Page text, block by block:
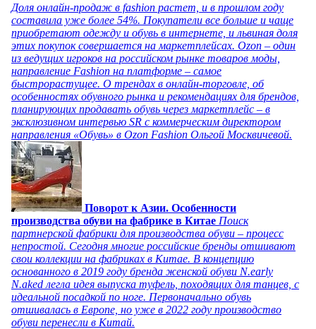
Доля онлайн-продаж в fashion растет, и в прошлом году
составила уже более 54%. Покупатели все больше и чаще
приобретают одежду и обувь в интернете, и львиная доля
этих покупок совершается на маркетплейсах. Ozon – один
из ведущих игроков на российском рынке товаров моды,
направление Fashion на платформе – самое
быстрорастущее. О трендах в онлайн-торговле, об
особенностях обувного рынка и рекомендациях для брендов,
планирующих продавать обувь через маркетплейс – в
эксклюзивном интервью SR с коммерческим директором
направления «Обувь» в Ozon Fashion Ольгой Москвичевой.
Поворот к Азии. Особенности
производства обуви на фабрике в Китае Поиск
партнерской фабрики для производства обуви – процесс
непростой. Сегодня многие российские бренды отшивают
свои коллекции на фабриках в Китае. В концепцию
основанного в 2019 году бренда женской обуви N.early
N.aked легла идея выпуска туфель, походящих для танцев, с
идеальной посадкой по ноге. Первоначально обувь
отшивалась в Европе, но уже в 2022 году производство
обуви перенесли в Китай.